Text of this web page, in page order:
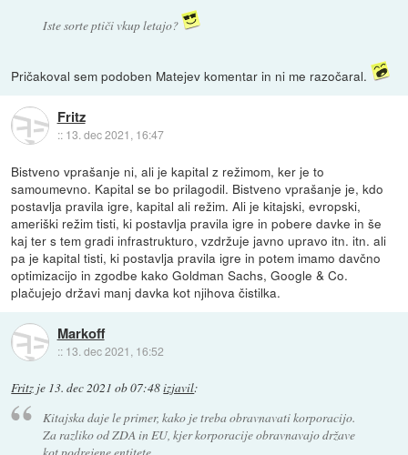
Iste sorte ptiči vkup letajo?
Pričakoval sem podoben Matejev komentar in ni me razočaral.
Fritz
:: 13. dec 2021, 16:47
Bistveno vprašanje ni, ali je kapital z režimom, ker je to
samoumevno. Kapital se bo prilagodil. Bistveno vprašanje je, kdo
postavlja pravila igre, kapital ali režim. Ali je kitajski, evropski,
ameriški režim tisti, ki postavlja pravila igre in pobere davke in še
kaj ter s tem gradi infrastrukturo, vzdržuje javno upravo itn. itn. ali
pa je kapital tisti, ki postavlja pravila igre in potem imamo davčno
optimizacijo in zgodbe kako Goldman Sachs, Google & Co.
plačujejo državi manj davka kot njihova čistilka.
Markoff
:: 13. dec 2021, 16:52
Fritz je 13. dec 2021 ob 07:48izjavil:
Kitajska daje le primer, kako je treba obravnavati korporacijo.
Za razliko od ZDA in EU, kjer korporacije obravnavajo države